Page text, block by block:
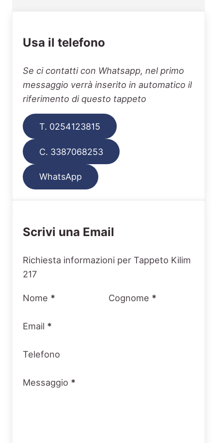
Usa il telefono
Se ci contatti con Whatsapp, nel primo
messaggio verrà inserito in automatico il
riferimento di questo tappeto
T. 0254123815
C. 3387068253
WhatsApp
Scrivi una Email
Section
Richiesta informazioni per Tappeto Kilim
217
Nome * Cognome *
Email *
Telefono
Messaggio *